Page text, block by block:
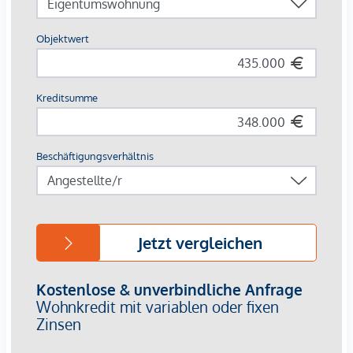
viele S-Bahnen und Straßenbahnlinien sind schnell zu
erreichen, am Knotenpunkt Praterstern. Weiters verfügt der
Tower über besondere Zusatzmerkmale und
Annehmlichkeiten. Ein Fitnessstudio und ein Café können
gegen eine Gebühr genutzt werden. Sie haben die
Möglichkeit Auto und Fahrräder mittels Car Sharing zu
mieten. Ein Kindergarten, ein Supermarkt und eine Trafik
sorgen für noch mehr Komfort und ersparen lange Wege.
Weiters können Sie Gebrauch vom umfangreichen
Concierge Service machen.
Gerne lassen wir Ihnen bei ernsthaftem Interesse - vor
Kaufanbotlegung - weitere vertraulichen Dokumente zu
dieser Liegenschaft zukommen, welche nicht veröffentlicht
werden dürfen.
Überzeugen Sie sich selbst von diesem überaus attraktiven
Objekt. Für Besichtigungen und nähere Informationen